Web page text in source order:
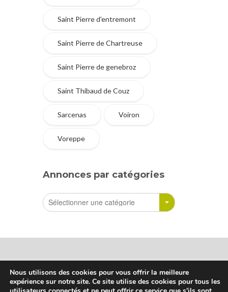
Saint Pierre d'entremont
Saint Pierre de Chartreuse
Saint Pierre de genebroz
Saint Thibaud de Couz
Sarcenas Voiron
Voreppe
Annonces par catégories
Sharetreuse © Tous droits réservés
Nous utilisons des cookies pour vous offrir la meilleure
expérience sur notre site. Ce site utilise des cookies pour tous les